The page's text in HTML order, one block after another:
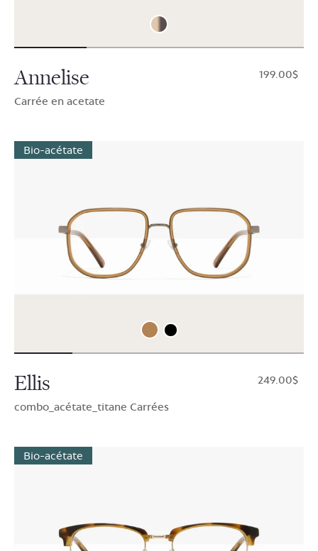
Annelise
Carrée en acetate
$199.00
Bio-acétate
Ellis
combo_acétate_titane Carrées
$249.00
Bio-acétate